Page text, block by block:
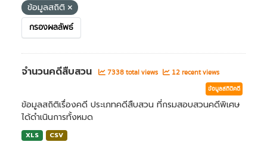
ข้อมูลสถิติ
กรองผลลัพธ์
จำนวนคดีสืบสวน 7338 total views 12 recent views
ข้อมูลสถิติคดี
ข้อมูลสถิติเรื่องคดี ประเภทคดีสืบสวน ที่กรมสอบสวนคดีพิเศษ
ได้ดำเนินการทั้งหมด
XLS CSV